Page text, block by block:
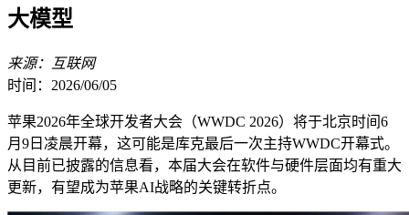
大模型
来源：互联网
时间：2026/06/05
苹果2026年全球开发者大会（WWDC 2026）将于北京时间6
月9日凌晨开幕，这可能是库克最后一次主持WWDC开幕式。
从目前已披露的信息看，本届大会在软件与硬件层面均有重大
更新，有望成为苹果AI战略的关键转折点。